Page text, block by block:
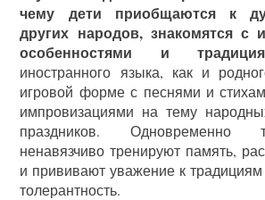
чему дети приобщаются к
других народов, знакомятся с
особенностями и
иностранного языка, как и
игровой форме с песнями и
импровизациями на тему
праздников. Одновременно
ненавязчиво тренируют память,
и прививают уважение к
толерантность.